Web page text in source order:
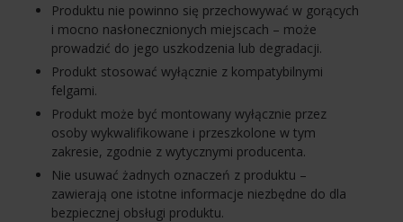
Produktu nie powinno się przechowywać w gorących
i mocno nasłonecznionych miejscach – może
prowadzić do jego uszkodzenia lub degradacji.
Produkt stosować wyłącznie z kompatybilnymi
felgami.
Produkt może być montowany wyłącznie przez
osoby wykwalifikowane i przeszkolone w tym
zakresie, zgodnie z wytycznymi producenta.
Nie usuwać żadnych oznaczeń z produktu –
zawierają one istotne informacje niezbędne do dla
bezpiecznej obsługi produktu.